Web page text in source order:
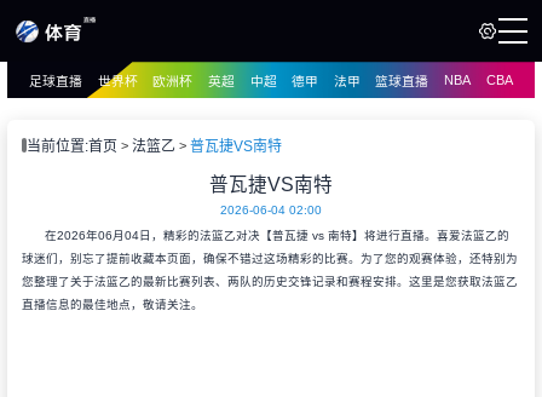
播
足球直播 世界杯 欧洲杯 英超 中超 德甲 法甲 篮球直播 NBA CBA
当前位置:首页 法篮乙 普瓦捷VS南特
普瓦捷VS南特
2026-06-04 02:00
在2026年06月04日，精彩的法篮乙对决【普瓦捷 vs 南特】将进行直播。喜爱法篮乙的
球迷们，别忘了提前收藏本页面，确保不错过这场精彩的比赛。为了您的观赛体验，还特别为
您整理了关于法篮乙的最新比赛列表、两队的历史交锋记录和赛程安排。这里是您获取法篮乙
直播信息的最佳地点，敬请关注。